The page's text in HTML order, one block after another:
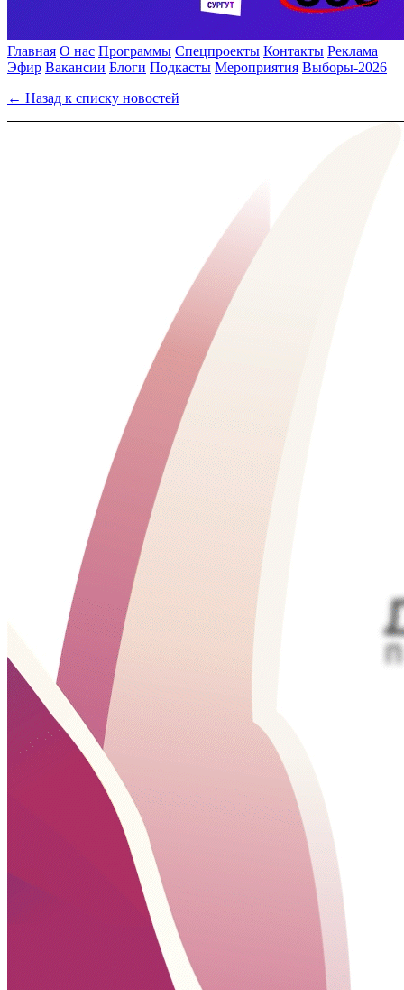
Главная О нас Программы Спецпроекты Контакты Реклама
Эфир Вакансии Блоги Подкасты Мероприятия Выборы-2026
← Назад к списку новостей